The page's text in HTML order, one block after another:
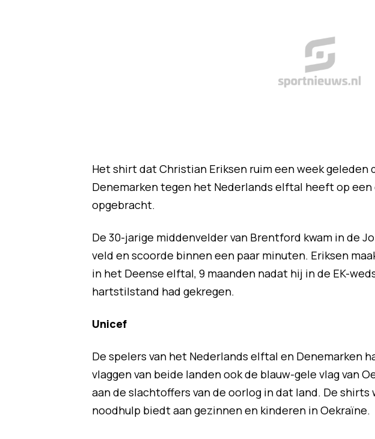
Het shirt dat Christian Eriksen ruim een week
Denemarken tegen het Nederlands elftal heeft op
opgebracht.
De 30-jarige middenvelder van Brentford kwam in de
veld en scoorde binnen een paar minuten. Eriksen
in het Deense elftal, 9 maanden nadat hij in de EK-
hartstilstand had gekregen.
Unicef
De spelers van het Nederlands elftal en Denemarken
vlaggen van beide landen ook de blauw-gele vlag van
aan de slachtoffers van de oorlog in dat land. De
noodhulp biedt aan gezinnen en kinderen in Oekraïne.